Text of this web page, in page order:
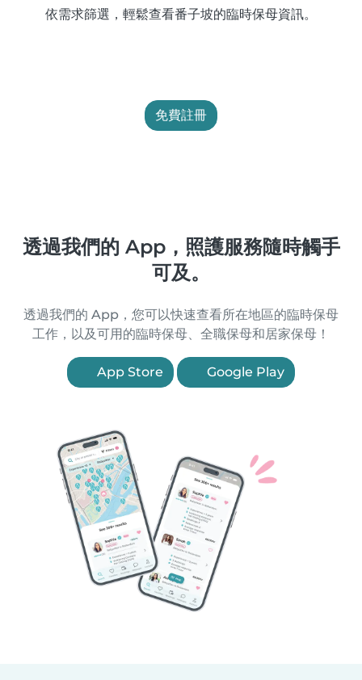
依需求篩選，輕鬆查看番子坡的臨時保母資訊。
免費註冊
透過我們的 App，照護服務隨時觸手
可及。
透過我們的 App，您可以快速查看所在地區的臨時保母
工作，以及可用的臨時保母、全職保母和居家保母！
App Store Google Play